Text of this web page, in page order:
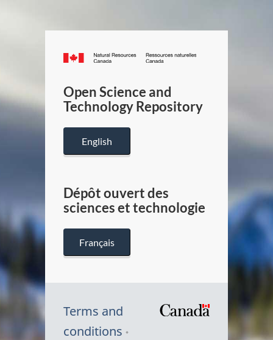
Canada.ca
/
Canada
Open Science and
Technology Repository
English
Dépôt ouvert des
sciences et technologie
Français
Terms and
conditions
Symbole